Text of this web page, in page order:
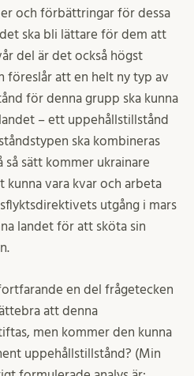
och förbättringar för dessa
ska bli lättare för dem att
del är det också högst
föreslår att en helt ny typ av
för denna grupp ska kunna
– ett uppehållstillstånd
ska kombineras
sätt kommer ukrainare
kunna vara kvar och arbeta
utgång i mars
landet för att sköta sin
en del frågetecken
att denna
men kommer den kunna
uppehållstillstånd? (Min